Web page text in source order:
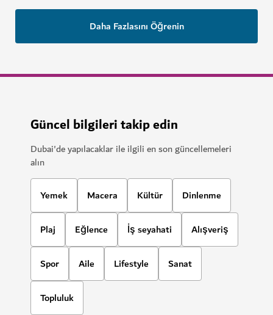
Daha Fazlasını Öğrenin
Güncel bilgileri takip edin
Dubai'de yapılacaklar ile ilgili en son güncellemeleri
alın
Yemek Macera Kültür Dinlenme
Plaj Eğlence İş seyahati Alışveriş
Spor Aile Lifestyle Sanat
Topluluk